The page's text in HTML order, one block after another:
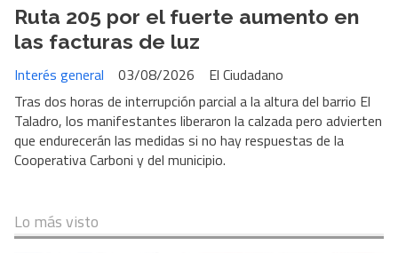
Ruta 205 por el fuerte aumento en
las facturas de luz
El Ciudadano
Interés general
03/08/2026
Tras dos horas de interrupción parcial a la altura del barrio El
Taladro, los manifestantes liberaron la calzada pero advierten
que endurecerán las medidas si no hay respuestas de la
Cooperativa Carboni y del municipio.
Lo más visto